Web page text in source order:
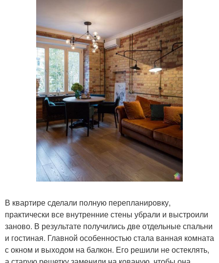
В квартире сделали полную перепланировку,
практически все внутренние стены убрали и выстроили
заново. В результате получились две отдельные спальни
и гостиная. Главной особенностью стала ванная комната
с окном и выходом на балкон. Его решили не остеклять,